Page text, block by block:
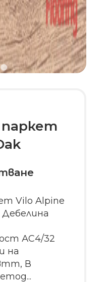
Vilo Alpine
АС4/32
на
В